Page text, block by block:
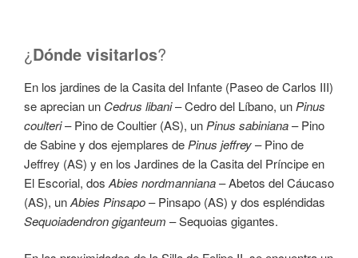
¿Dónde visitarlos?
En los jardines de la Casita del Infante (Paseo de Carlos III)
se aprecian un Cedrus libani– Cedro del Líbano, un Pinus
coulteri– Pino de Coultier (AS), un Pinus sabiniana– Pino
de Sabine y dos ejemplares de Pinus jeffrey– Pino de
Jeffrey (AS) y en los Jardines de la Casita del Príncipe en
El Escorial, dos Abies nordmanniana– Abetos del Cáucaso
(AS), unAbies Pinsapo– Pinsapo (AS) y dos espléndidas
Sequoiadendron giganteum – Sequoias gigantes.